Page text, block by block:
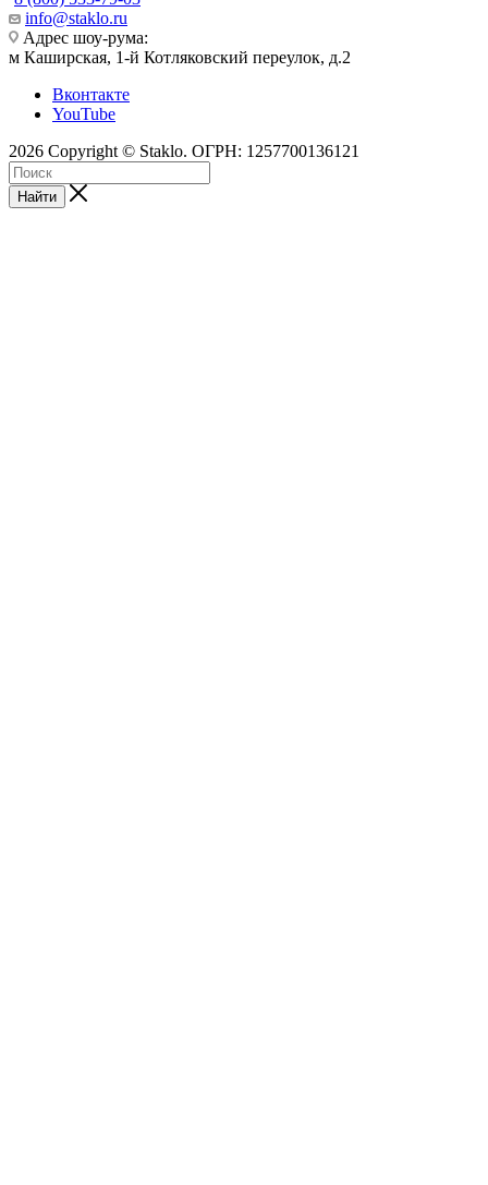
info@staklo.ru
Адрес шоу-рума:
м Каширская, 1-й Котляковский переулок, д.2
Вконтакте
YouTube
2026 Copyright © Staklo. ОГРН: 1257700136121
Найти